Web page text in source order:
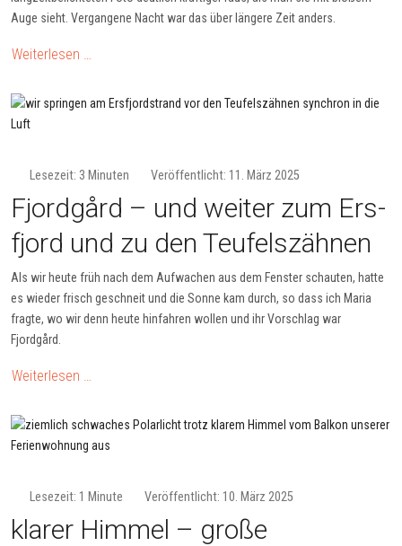
Auge sieht. Ver­gan­gene Nacht war das über längere Zeit anders.
Weiterlesen …
Lesezeit: 3 Minuten Veröffentlicht: 11. März 2025
Fjordgård – und weiter zum Ers­
fjord und zu den Teufels­zähnen
Als wir heute früh nach dem Aufwachen aus dem Fenster schauten, hatte
es wieder frisch geschneit und die Sonne kam durch, so dass ich Maria
fragte, wo wir denn heute hinfahren wollen und ihr Vorschlag war
Fjordgård.
Weiterlesen …
Lesezeit: 1 Minute Veröffentlicht: 10. März 2025
klarer Himmel – große